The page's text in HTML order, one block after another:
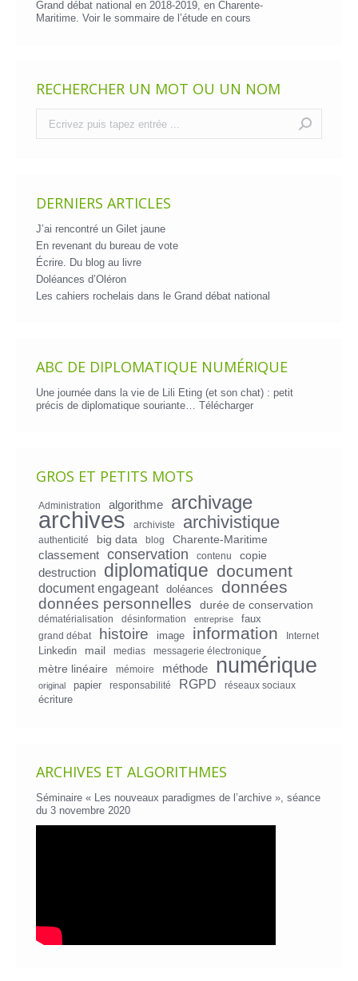
Grand débat national en 2018-2019, en Charente-
Maritime. Voir le sommaire de l’étude en cours
RECHERCHER UN MOT OU UN NOM
DERNIERS ARTICLES
J’ai rencontré un Gilet jaune
En revenant du bureau de vote
Écrire. Du blog au livre
Doléances d’Oléron
Les cahiers rochelais dans le Grand débat national
ABC DE DIPLOMATIQUE NUMÉRIQUE
Une journée dans la vie de Lili Eting (et son chat) : petit
précis de diplomatique souriante… Télécharger
GROS ET PETITS MOTS
Administration algorithme archivage
archives archiviste archivistique
authenticité big data blog
Charente-Maritime
classement
conservation contenu
copie
destruction
diplomatique document
document engageant doléances données
données personnelles durée de conservation
dématérialisation désinformation entreprise faux
grand débat histoire image information Internet
Linkedin mail medias messagerie électronique
mètre linéaire mémoire méthode numérique
original papier responsabilité RGPD réseaux sociaux
écriture
ARCHIVES ET ALGORITHMES
Séminaire « Les nouveaux paradigmes de l’archive », séance
du 3 novembre 2020